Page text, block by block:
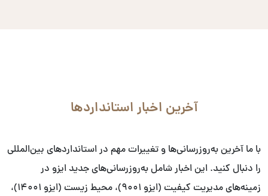
آخرین اخبار استانداردها
با ما آخرین به‌روزرسانی‌ها و تغییرات مهم در استانداردهای بین‌المللی
را دنبال کنید. این اخبار شامل به‌روزرسانی‌های جدید ایزو در
زمینه‌های مدیریت کیفیت (ایزو ۹۰۰۱)، محیط زیست (ایزو ۱۴۰۰۱)،